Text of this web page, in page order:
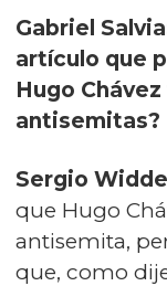
Gabriel
artículo que
Hugo
antisemitas?
Sergio
que Hugo
antisemita,
que, como